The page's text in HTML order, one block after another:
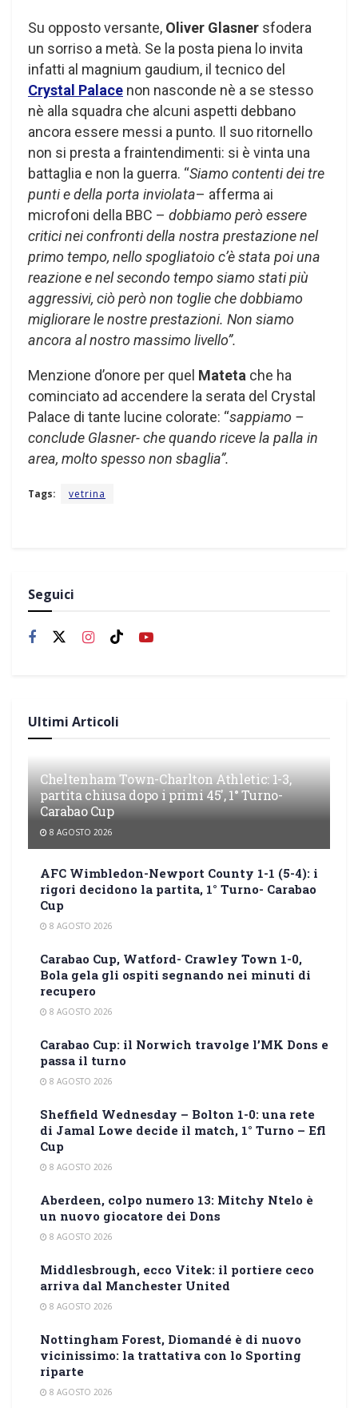
Su opposto versante, Oliver Glasner sfodera
un sorriso a metà. Se la posta piena lo invita
infatti al magnium gaudium, il tecnico del
Crystal Palace non nasconde nè a se stesso
nè alla squadra che alcuni aspetti debbano
ancora essere messi a punto. Il suo ritornello
non si presta a fraintendimenti: si è vinta una
battaglia e non la guerra. “Siamo contenti dei tre
punti e della porta inviolata– afferma ai
microfoni della BBC – dobbiamo però essere
critici nei confronti della nostra prestazione nel
primo tempo, nello spogliatoio c’è stata poi una
reazione e nel secondo tempo siamo stati più
aggressivi, ciò però non toglie che dobbiamo
migliorare le nostre prestazioni. Non siamo
ancora al nostro massimo livello”.
Menzione d’onore per quel Mateta che ha
cominciato ad accendere la serata del Crystal
Palace di tante lucine colorate: “sappiamo –
conclude Glasner- che quando riceve la palla in
area, molto spesso non sbaglia”.
Tags: vetrina
Seguici
Ultimi Articoli
Cheltenham Town-Charlton Athletic: 1-3,
partita chiusa dopo i primi 45′, 1° Turno-
Carabao Cup
8 AGOSTO 2026
AFC Wimbledon-Newport County 1-1 (5-4): i
rigori decidono la partita, 1° Turno- Carabao
Cup
8 AGOSTO 2026
Carabao Cup, Watford- Crawley Town 1-0,
Bola gela gli ospiti segnando nei minuti di
recupero
8 AGOSTO 2026
Carabao Cup: il Norwich travolge l’MK Dons e
passa il turno
8 AGOSTO 2026
Sheffield Wednesday – Bolton 1-0: una rete
di Jamal Lowe decide il match, 1° Turno – Efl
Cup
8 AGOSTO 2026
Aberdeen, colpo numero 13: Mitchy Ntelo è
un nuovo giocatore dei Dons
8 AGOSTO 2026
Middlesbrough, ecco Vitek: il portiere ceco
arriva dal Manchester United
8 AGOSTO 2026
Nottingham Forest, Diomandé è di nuovo
vicinissimo: la trattativa con lo Sporting
riparte
8 AGOSTO 2026